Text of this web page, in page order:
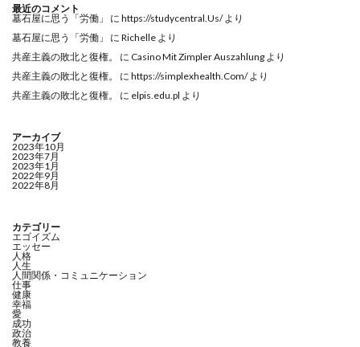
最近のコメント
墓石屋に思う「労働」
に https://studycentral.Us/より
墓石屋に思う「労働」
に Richelle より
共産主義の敗北と復権。
に Casino Mit Zimpler Auszahlung より
共産主義の敗北と復権。
に https://simplexhealth.Com/より
共産主義の敗北と復権。
に elpis.edu.pl より
アーカイブ
2023年10月
2023年7月
2023年1月
2022年9月
2022年8月
カテゴリー
エゴイズム
エッセー
人格
人生
人間関係・コミュニケーション
仕事
健康
幸福
愛
成功
政治
教養